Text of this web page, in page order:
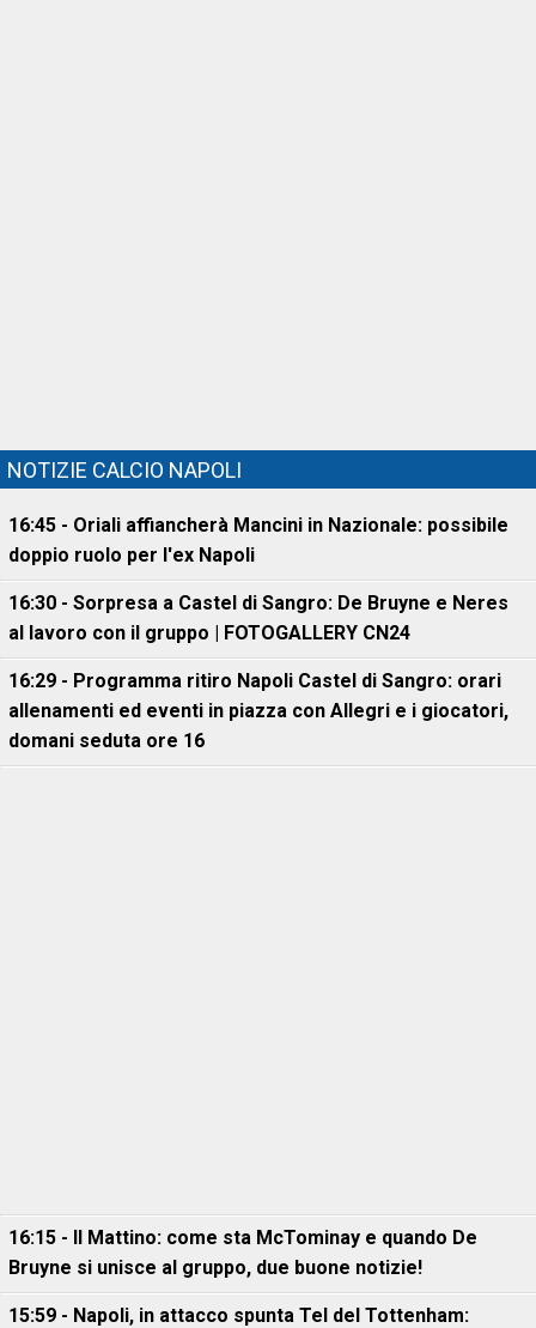
NOTIZIE CALCIO NAPOLI
16:45 - Oriali affiancherà Mancini in Nazionale: possibile
doppio ruolo per l'ex Napoli
16:30 - Sorpresa a Castel di Sangro: De Bruyne e Neres
al lavoro con il gruppo | FOTOGALLERY CN24
16:29 - Programma ritiro Napoli Castel di Sangro: orari
allenamenti ed eventi in piazza con Allegri e i giocatori,
domani seduta ore 16
16:15 - Il Mattino: come sta McTominay e quando De
Bruyne si unisce al gruppo, due buone notizie!
15:59 - Napoli, in attacco spunta Tel del Tottenham: